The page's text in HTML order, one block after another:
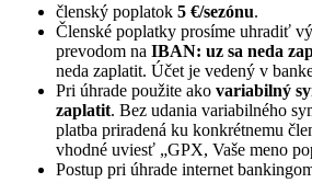
členský poplatok 5 €/sezónu.
Členské poplatky prosíme uhradiť
prevodom na IBAN: uz sa neda
neda zaplatit. Účet je vedený v
Pri úhrade použite ako variabilný
zaplatit. Bez udania variabilného
platba priradená ku konkrétnemu
vhodné uviesť „GPX, Vaše meno
Postup pri úhrade internet